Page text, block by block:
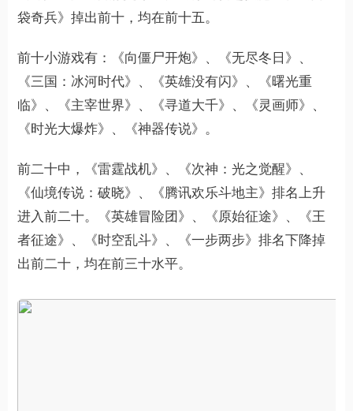
袋奇兵》掉出前十，均在前十五。
前十小游戏有：《向僵尸开炮》、《无尽冬日》、
《三国：冰河时代》、《英雄没有闪》、《曙光重
临》、《主宰世界》、《寻道大千》、《灵画师》、
《时光大爆炸》、《神器传说》。
前二十中，《雷霆战机》、《次神：光之觉醒》、
《仙境传说：破晓》、《腾讯欢乐斗地主》排名上升
进入前二十。《英雄冒险团》、《原始征途》、《王
者征途》、《时空乱斗》、《一步两步》排名下降掉
出前二十，均在前三十水平。